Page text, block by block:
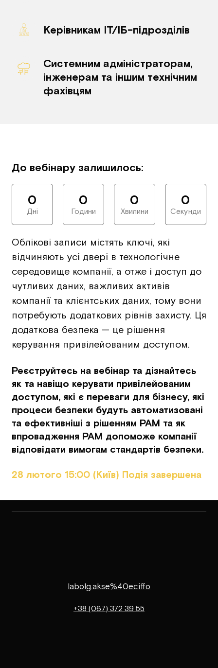
Керівникам ІТ/ІБ-підрозділів
Системним адміністраторам,
інженерам та іншим технічним
фахівцям
До вебінару залишилось:
0
Дні
0
Години
0
Хвилини
0
Секунди
Облікові записи містять ключі, які
відчиняють усі двері в технологічне
середовище компанії, а отже і доступ до
чутливих даних, важливих активів
компанії та клієнтських даних, тому вони
потребують додаткових рівнів захисту. Ця
додаткова безпека — це рішення
керування привілейованим доступом.
Реєструйтесь на вебінар та дізнайтесь
як та навіщо керувати привілейованим
доступом, які є переваги для бізнесу, які
процеси безпеки будуть автоматизовані
та ефективніші з рішенням PAM та як
впровадження PAM допоможе компанії
відповідати вимогам стандартів безпеки.
28 лютого 15:00 (Київ) Подія завершена
labolg.akse%40eciffo
+38 (067) 372 39 55